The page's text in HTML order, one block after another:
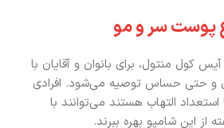
پوست سر و مو
کول منتول، برای بانوان و آقایان با
و حتی حساس توصیه می‌شود. افرادی
التهاب هستند می‌توانند با
از این شامپو بهره ببرند.